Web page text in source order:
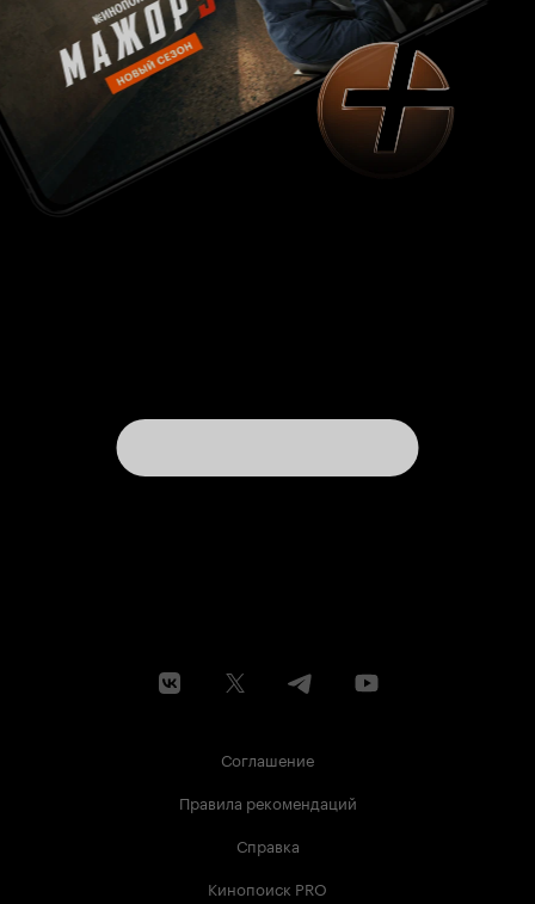
Соглашение
Правила рекомендаций
Справка
Кинопоиск PRO